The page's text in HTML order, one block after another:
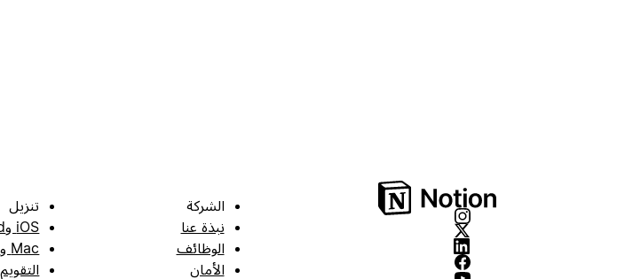
الشركة
نبذة عنا
الوظائف
الأمان
تنزيل
iOS وAndroid
Mac وWindows
التقويم